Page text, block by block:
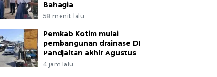
Bahagia
58 menit lalu
Pemkab Kotim mulai
pembangunan drainase DI
Pandjaitan akhir Agustus
4 jam lalu